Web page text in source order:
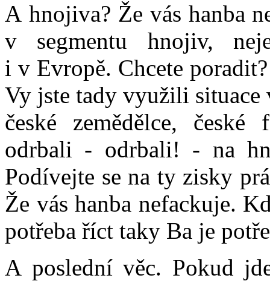
A hnojiva? Že vás hanba
v segmentu hnojiv,
i v Evropě. Chcete
Vy jste tady využili situace
české zemědělce,
odrbali - odrbali! - na
Podívejte se na ty zisky
Že vás hanba nefackuje.
potřeba říct taky Ba je
A poslední věc. Pokud